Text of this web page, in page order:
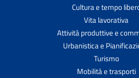
Cultura e tempo
Vita lavorativa
Attività produttive e
Urbanistica e
Turismo
Mobilità e trasporti